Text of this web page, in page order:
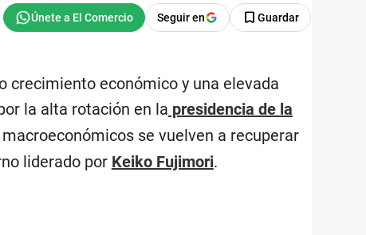
Seguir en Guardar
crecimiento económico y una elevada
la alta rotación en la presidencia de la
se vuelven a recuperar
liderado por Keiko Fujimori.